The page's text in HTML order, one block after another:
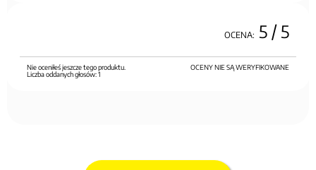
OCENA: 5 / 5
OCENY NIE SĄ WERYFIKOWANE
Nie oceniłeś jeszcze tego produktu.
Liczba oddanych głosów:1